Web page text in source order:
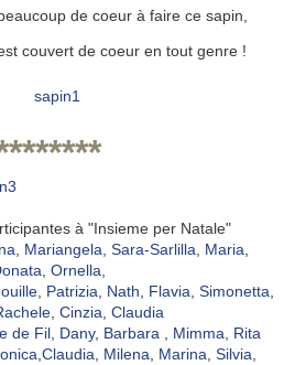
de coeur à faire ce sapin,
couvert de coeur en tout genre !
à "Insieme per Natale"
Mariangela Sara-Sarlilla Maria
Ornella
, Patrizia Nath Flavia Simonetta
Cinzia Claudia
de Fil, Dany, Barbara Mimma
Rita
Claudia Milena Marina Silvia